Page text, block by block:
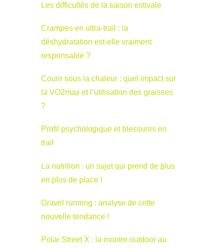
Les difficultés de la saison estivale
Crampes en ultra-trail : la
déshydratation est-elle vraiment
responsable ?
Courir sous la chaleur : quel impact sur
la VO2max et l’utilisation des graisses
?
Profil psychologique et blessures en
trail
La nutrition : un sujet qui prend de plus
en plus de place !
Gravel running : analyse de cette
nouvelle tendance !
Polar Street X : la montre outdoor au